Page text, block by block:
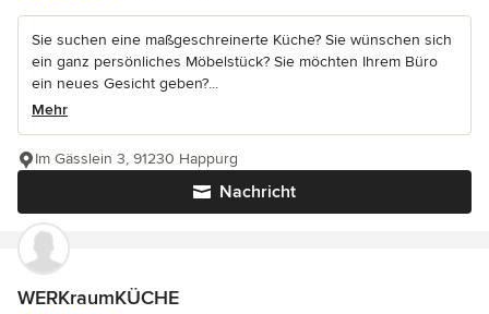
Sie suchen eine maßgeschreinerte Küche? Sie wünschen sich
ein ganz persönliches Möbelstück? Sie möchten Ihrem Büro
ein neues Gesicht geben?...
Mehr
Nachricht
Im Gässlein 3, 91230 Happurg
WERKraumKÜCHE